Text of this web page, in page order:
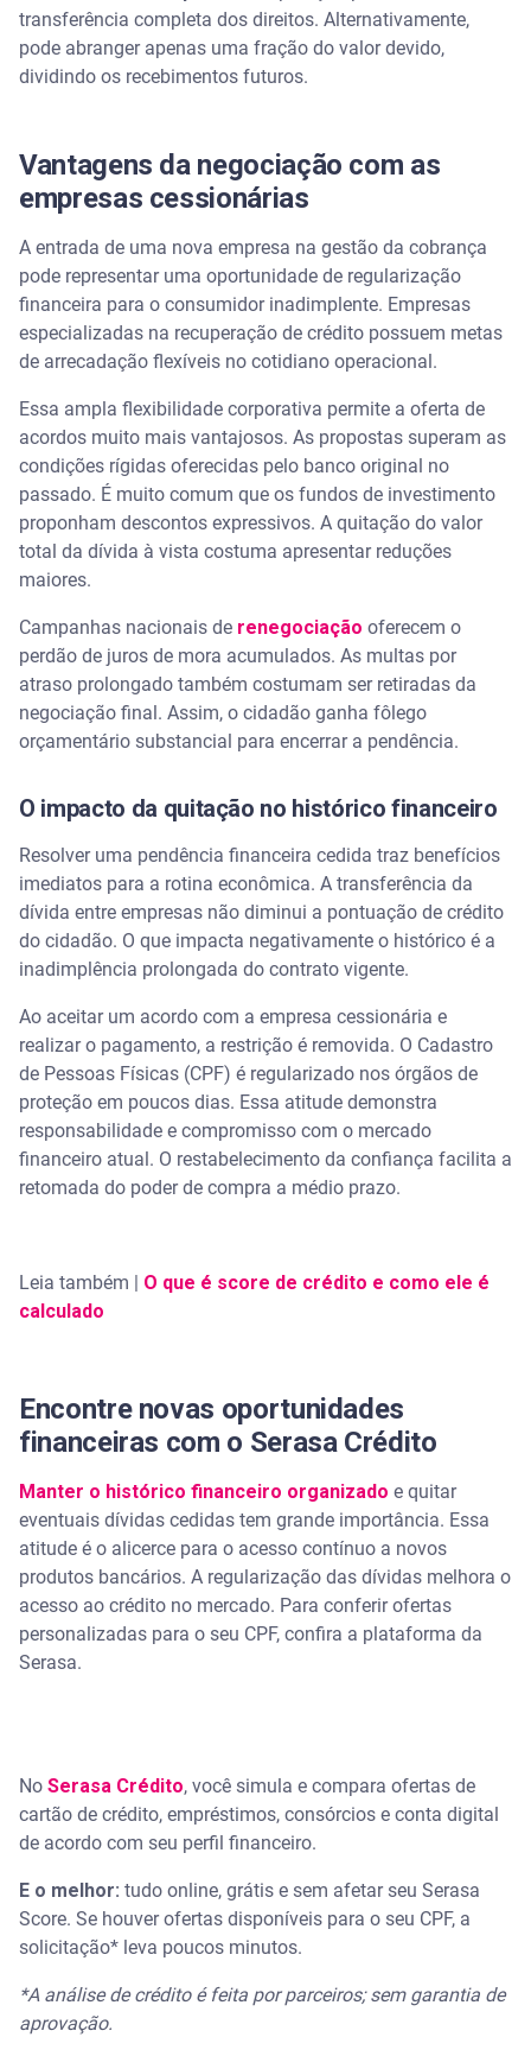
transferência completa dos direitos. Alternativamente,
pode abranger apenas uma fração do valor devido,
dividindo os recebimentos futuros.
Vantagens da negociação com as
empresas cessionárias
A entrada de uma nova empresa na gestão da cobrança
pode representar uma oportunidade de regularização
financeira para o consumidor inadimplente. Empresas
especializadas na recuperação de crédito possuem metas
de arrecadação flexíveis no cotidiano operacional.
Essa ampla flexibilidade corporativa permite a oferta de
acordos muito mais vantajosos. As propostas superam as
condições rígidas oferecidas pelo banco original no
passado. É muito comum que os fundos de investimento
proponham descontos expressivos. A quitação do valor
total da dívida à vista costuma apresentar reduções
maiores.
Campanhas nacionais de renegociação oferecem o
perdão de juros de mora acumulados. As multas por
atraso prolongado também costumam ser retiradas da
negociação final. Assim, o cidadão ganha fôlego
orçamentário substancial para encerrar a pendência.
O impacto da quitação no histórico financeiro
Resolver uma pendência financeira cedida traz benefícios
imediatos para a rotina econômica. A transferência da
dívida entre empresas não diminui a pontuação de crédito
do cidadão. O que impacta negativamente o histórico é a
inadimplência prolongada do contrato vigente.
Ao aceitar um acordo com a empresa cessionária e
realizar o pagamento, a restrição é removida. O Cadastro
de Pessoas Físicas (CPF) é regularizado nos órgãos de
proteção em poucos dias. Essa atitude demonstra
responsabilidade e compromisso com o mercado
financeiro atual. O restabelecimento da confiança facilita a
retomada do poder de compra a médio prazo.
Leia também | O que é score de crédito e como ele é
calculado
Encontre novas oportunidades
financeiras com o Serasa Crédito
Manter o histórico financeiro organizado e quitar
eventuais dívidas cedidas tem grande importância. Essa
atitude é o alicerce para o acesso contínuo a novos
produtos bancários. A regularização das dívidas melhora o
acesso ao crédito no mercado. Para conferir ofertas
personalizadas para o seu CPF, confira a plataforma da
Serasa.
No Serasa Crédito, você simula e compara ofertas de
cartão de crédito, empréstimos, consórcios e conta digital
de acordo com seu perfil financeiro.
E o melhor: tudo online, grátis e sem afetar seu Serasa
Score. Se houver ofertas disponíveis para o seu CPF, a
solicitação* leva poucos minutos.
*A análise de crédito é feita por parceiros; sem garantia de
aprovação.